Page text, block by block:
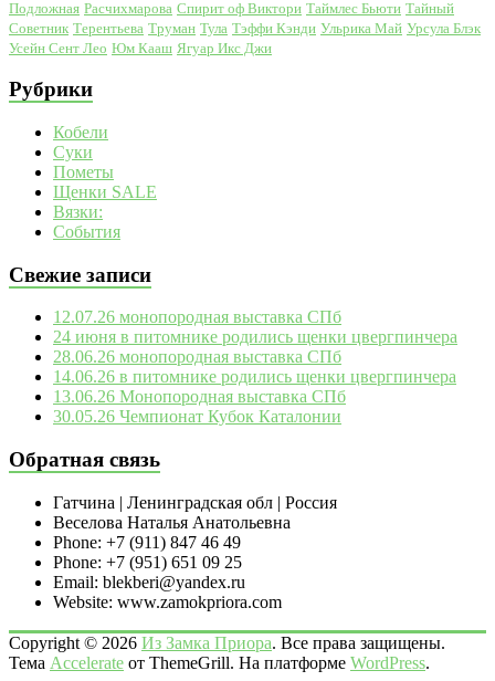
Подложная Расчихмарова Спирит оф Виктори Таймлес Бьюти Тайный
Советник Терентьева Труман Тула Тэффи Кэнди Ульрика Май Урсула Блэк
Усейн Сент Лео Юм Кааш Ягуар Икс Джи
Рубрики
Кобели
Суки
Пометы
Щенки SALE
Вязки:
События
Свежие записи
12.07.26 монопородная выставка СПб
24 июня в питомнике родились щенки цвергпинчера
28.06.26 монопородная выставка СПб
14.06.26 в питомнике родились щенки цвергпинчера
13.06.26 Монопородная выставка СПб
30.05.26 Чемпионат Кубок Каталонии
Обратная связь
Гатчина | Ленинградская обл | Россия
Веселова Наталья Анатольевна
Phone: +7 (911) 847 46 49
Phone: +7 (951) 651 09 25
Email: blekberi@yandex.ru
Website: www.zamokpriora.com
Copyright © 2026 Из Замка Приора. Все права защищены.
Тема Accelerate от ThemeGrill. На платформе WordPress.